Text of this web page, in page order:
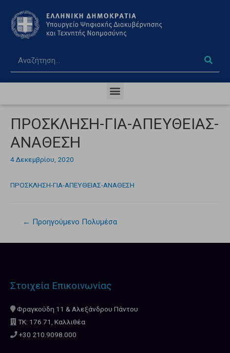
ΠΡΟΣΚΛΗΣΗ-ΓΙΑ-ΑΠΕΥΘΕΙΑΣ-
ΑΝΑΘΕΣΗ
4 Δεκεμβρίου, 2020
ΠΡΟΣΚΛΗΣΗ-ΓΙΑ-ΑΠΕΥΘΕΙΑΣ-ΑΝΑΘΕΣΗ
← Προηγούμενο Πολυμέσα
Στοιχεία Επικοινωνίας
Φραγκούδη 11 & Αλεξάνδρου Πάντου
ΤΚ: 176 71, Καλλιθέα
+30 210.9098.000